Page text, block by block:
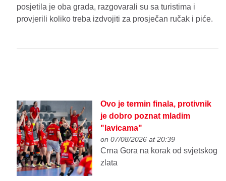
posjetila je oba grada, razgovarali su sa turistima i
provjerili koliko treba izdvojiti za prosječan ručak i piće.
Ovo je termin finala, protivnik
je dobro poznat mladim
"lavicama"
on 07/08/2026 at 20:39
Crna Gora na korak od svjetskog
zlata